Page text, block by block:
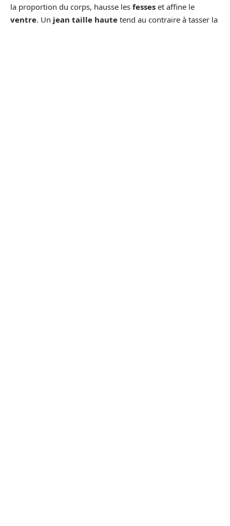
la proportion du corps, hausse les fesses et affine le
ventre. Un jean taille haute tend au contraire à tasser la